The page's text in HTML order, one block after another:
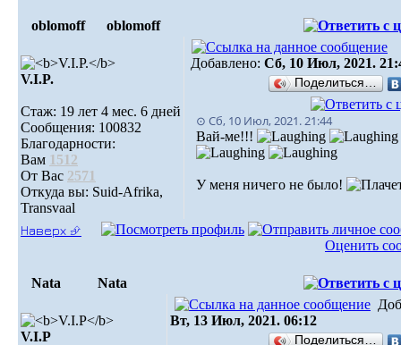
oblomoff oblomoff
V.I.P.
Стаж: 19 лет 4 мес. 6 дней
Сообщения: 100832
Благодарности:
Вам 1512
От Вас 2571
Откуда вы: Suid-Afrika,
Transvaal
Добавлено: Сб, 10 Июл, 2021.
Поделиться…
⊙ Сб, 10 Июл, 2021. 21:44
Вай-ме!!!
У меня ничего не было!
Наверх ⮵
Оценить
Nata Nata
V.I.Р
Вт, 13 Июл, 2021. 06:12
Поделиться…